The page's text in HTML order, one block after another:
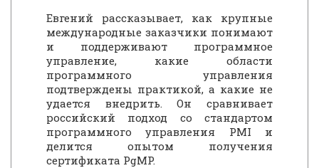
Евгений рассказывает, как крупные
международные заказчики понимают
и поддерживают программное
управление, какие области
программного управления
подтверждены практикой, а какие не
удается внедрить. Он сравнивает
российский подход со стандартом
программного управления PMI и
делится опытом получения
сертификата PgMP.